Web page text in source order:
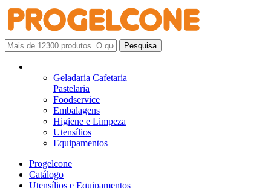
Geladaria Cafetaria
Pastelaria
Foodservice
Embalagens
Higiene e Limpeza
Utensílios
Equipamentos
Progelcone
Catálogo
Utensílios e Equipamentos